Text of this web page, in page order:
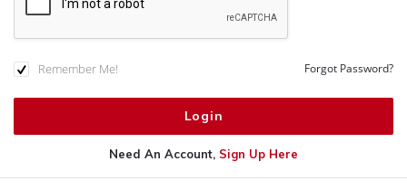
Remember Me! Forgot Password?
Need An Account, Sign Up Here